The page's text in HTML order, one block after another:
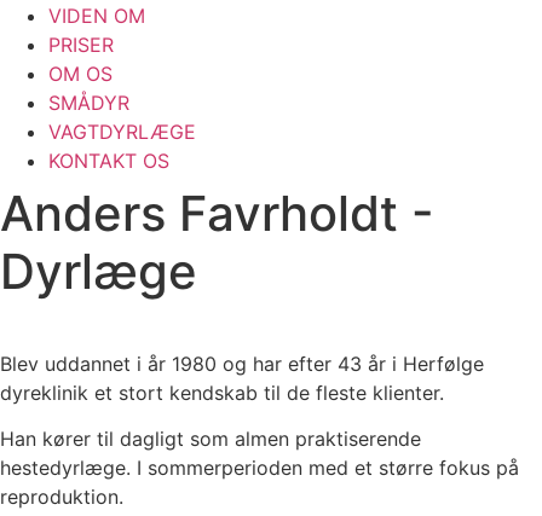
VIDEN OM
PRISER
OM OS
SMÅDYR
VAGTDYRLÆGE
KONTAKT OS
Anders Favrholdt -
Dyrlæge
Blev uddannet i år 1980 og har efter 43 år i Herfølge
dyreklinik et stort kendskab til de fleste klienter.
Han kører til dagligt som almen praktiserende
hestedyrlæge. I sommerperioden med et større fokus på
reproduktion.